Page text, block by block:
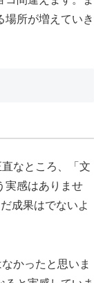
場所が増えていき
なところ、「文
実感はありませ
成果はでないよ
かったと思いま